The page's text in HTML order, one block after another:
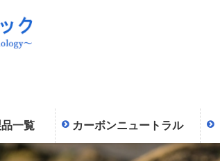
一覧 カーボンニュートラル